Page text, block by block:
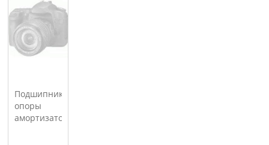
Подшипник
опоры
амортизатора